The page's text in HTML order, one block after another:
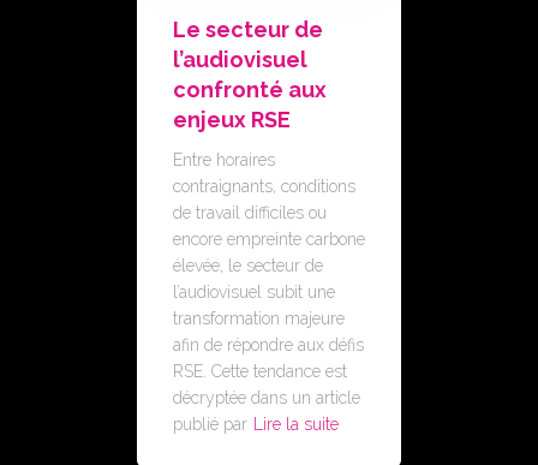
Le secteur de
l’audiovisuel
confronté aux
enjeux RSE
Entre horaires
contraignants, conditions
de travail difficiles ou
encore empreinte carbone
élevée, le secteur de
l’audiovisuel subit une
transformation majeure
afin de répondre aux défis
RSE. Cette tendance est
décryptée dans un article
publié par
Lire la suite